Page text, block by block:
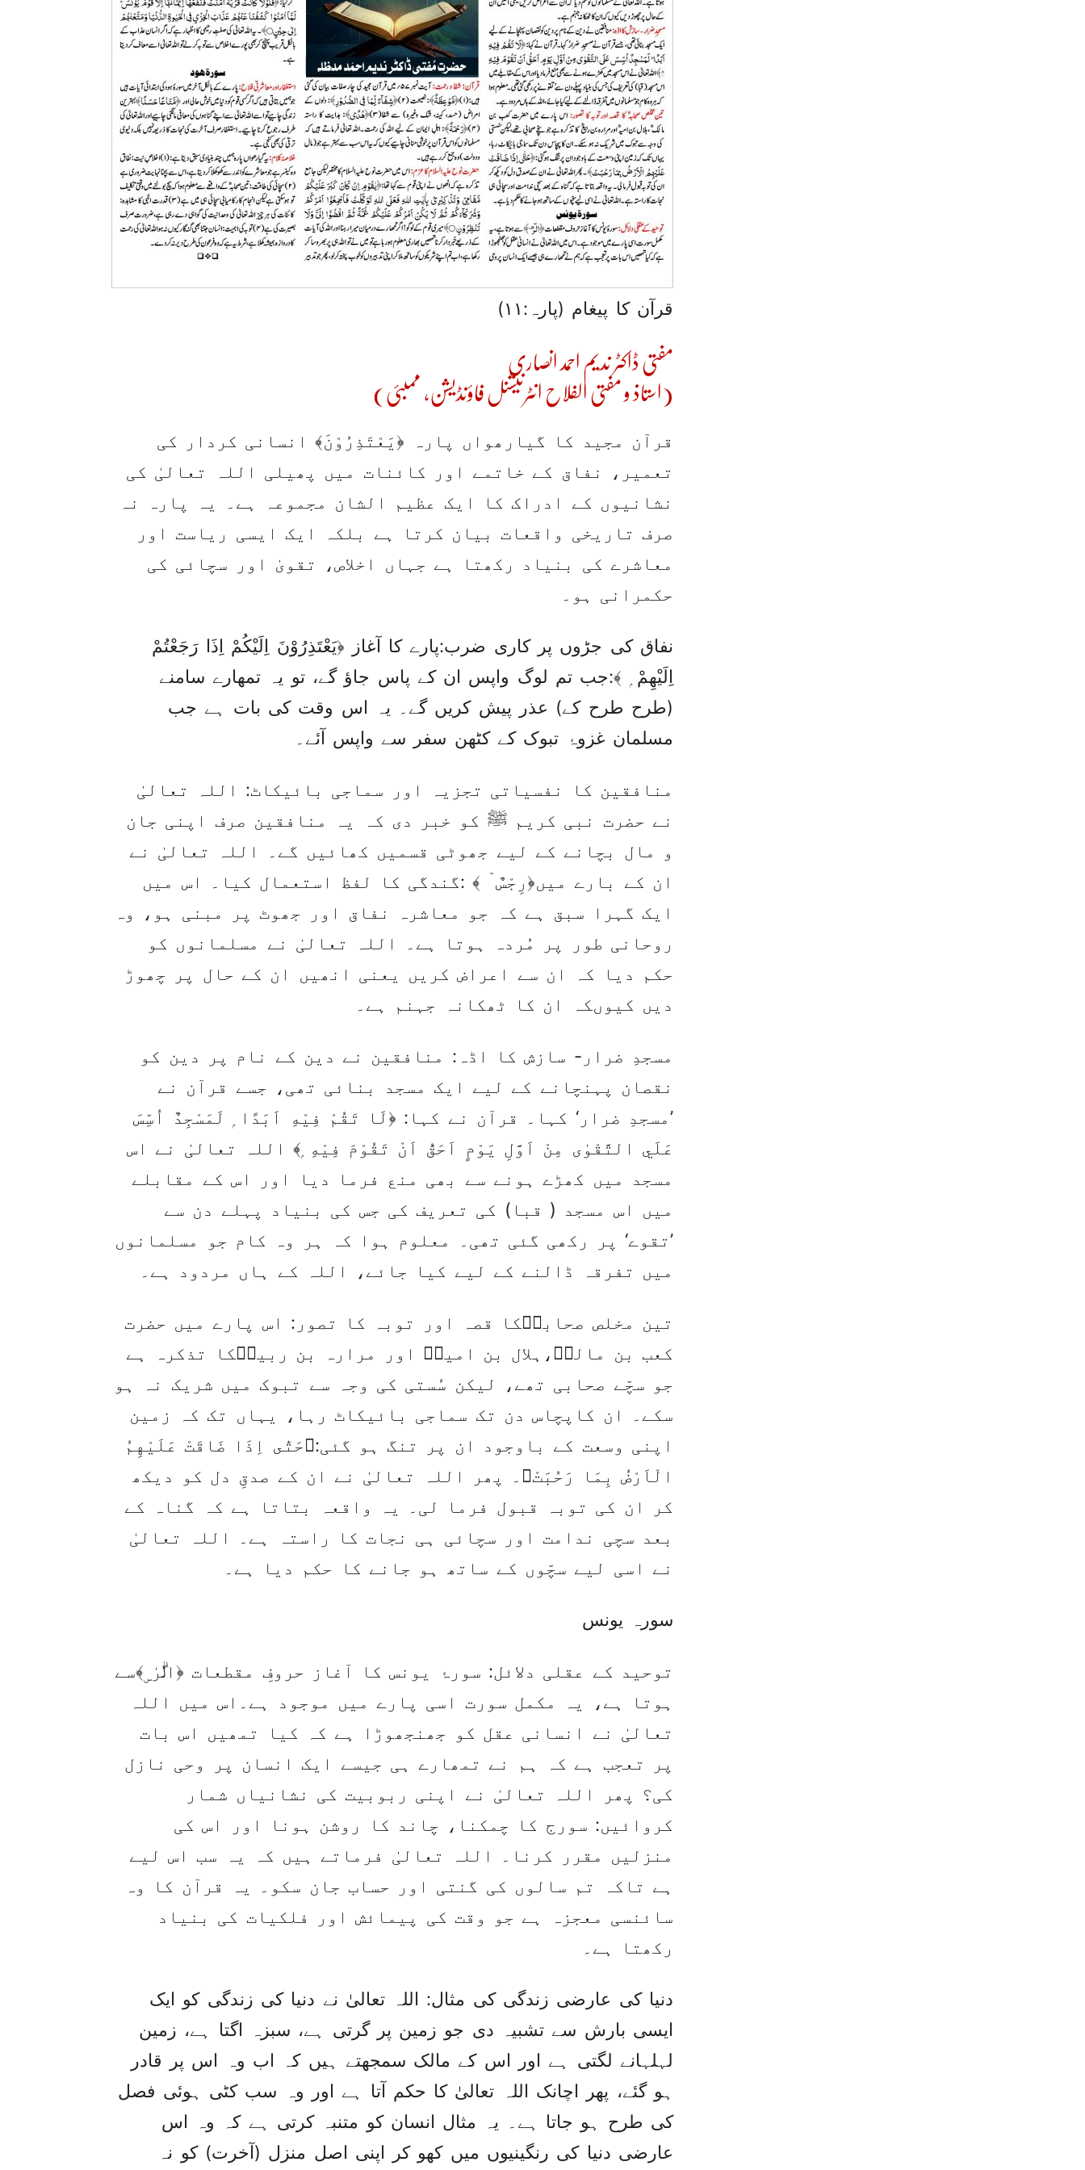
قرآن کا پیغام (پارہ:۱۱)
مفتی ڈاکٹر ندیم احمد انصاری
(استاذ و مفتی الفلاح انٹرنیشنل فاؤنڈیشن، ممبئی)
قرآن مجید کا گیارھواں پارہ ﴿يَعْتَذِرُوْنَ﴾ انسانی کردار کی
تعمیر، نفاق کے خاتمے اور کائنات میں پھیلی اللہ تعالیٰ کی
نشانیوں کے ادراک کا ایک عظیم الشان مجموعہ ہے۔ یہ پارہ نہ
صرف تاریخی واقعات بیان کرتا ہے بلکہ ایک ایسی ریاست اور
معاشرے کی بنیاد رکھتا ہے جہاں اخلاص، تقویٰ اور سچائی کی
حکمرانی ہو۔
نفاق کی جڑوں پر کاری ضرب:پارے کا آغاز ﴿يَعْتَذِرُوْنَ اِلَيْكُمْ اِذَا رَجَعْتُمْ
اِلَيْهِمْ ۭ ﴾:جب تم لوگ واپس ان کے پاس جاؤ گے، تو یہ تمھارے سامنے
(طرح طرح کے) عذر پیش کریں گے۔ یہ اس وقت کی بات ہے جب
مسلمان غزوۂ تبوک کے کٹھن سفر سے واپس آئے۔
منافقین کا نفسیاتی تجزیہ اور سماجی بائیکاٹ: اللہ تعالیٰ
نے حضرت نبی کریم ﷺ کو خبر دی کہ یہ منافقین صرف اپنی جان
و مال بچانے کے لیے جھوٹی قسمیں کھائیں گے۔ اللہ تعالیٰ نے
ان کے بارے میں﴿رِجْسٌ ۡ ﴾ :گندگی کا لفظ استعمال کیا۔ اس میں
ایک گہرا سبق ہے کہ جو معاشرہ نفاق اور جھوٹ پر مبنی ہو، وہ
روحانی طور پر مُردہ ہوتا ہے۔ اللہ تعالیٰ نے مسلمانوں کو
حکم دیا کہ ان سے اعراض کریں یعنی انھیں ان کے حال پر چھوڑ
دیں کیوںکہ ان کا ٹھکانہ جہنم ہے۔
مسجدِ ضرار- سازش کا اڈہ: منافقین نے دین کے نام پر دین کو
نقصان پہنچانے کے لیے ایک مسجد بنائی تھی، جسے قرآن نے
’مسجدِ ضرار‘ کہا۔ قرآن نے کہا: ﴿لَا تَقُمْ فِيْهِ اَبَدًا ۭ لَمَسْجِدٌ اُسِّسَ
عَلَي التَّقْوٰى مِنْ اَوَّلِ يَوْمٍ اَحَقُّ اَنْ تَقُوْمَ فِيْهِ ۭ﴾ اللہ تعالیٰ نے اس
مسجد میں کھڑے ہونے سے بھی منع فرما دیا اور اس کے مقابلے
میں اس مسجد ( قبا) کی تعریف کی جس کی بنیاد پہلے دن سے
’تقوے‘ پر رکھی گئی تھی۔ معلوم ہوا کہ ہر وہ کام جو مسلمانوں
میں تفرقہ ڈالنے کے لیے کیا جائے، اللہ کے ہاں مردود ہے۔
تین مخلص صحابہؓکا قصہ اور توبہ کا تصور: اس پارے میں حضرت
کعب بن مالکؓ،ہلال بن امیہؓ اور مرارہ بن ربیعؓکا تذکرہ ہے
جو سچّے صحابی تھے، لیکن سُستی کی وجہ سے تبوک میں شریک نہ ہو
سکے۔ ان کاپچاس دن تک سماجی بائیکاٹ رہا، یہاں تک کہ زمین
اپنی وسعت کے باوجود ان پر تنگ ہو گئی:﴿حَتّٰى اِذَا ضَاقَتْ عَلَيْهِمُ
الْاَرْضُ بِمَا رَحُبَتْ﴾۔ پھر اللہ تعالیٰ نے ان کے صدقِ دل کو دیکھ
کر ان کی توبہ قبول فرما لی۔ یہ واقعہ بتاتا ہے کہ گناہ کے
بعد سچی ندامت اور سچائی ہی نجات کا راستہ ہے۔ اللہ تعالیٰ
نے اسی لیے سچّوں کے ساتھ ہو جانے کا حکم دیا ہے۔
سورہ یونس
توحید کے عقلی دلائل: سورۂ یونس کا آغاز حروفِ مقطعات ﴿الۗرٰ ۣ﴾سے
ہوتا ہے، یہ مکمل سورت اسی پارے میں موجود ہے۔اس میں اللہ
تعالیٰ نے انسانی عقل کو جھنجھوڑا ہے کہ کیا تمھیں اس بات
پر تعجب ہے کہ ہم نے تمھارے ہی جیسے ایک انسان پر وحی نازل
کی؟ پھر اللہ تعالیٰ نے اپنی ربوبیت کی نشانیاں شمار
کروائیں: سورج کا چمکنا، چاند کا روشن ہونا اور اس کی
منزلیں مقرر کرنا۔ اللہ تعالیٰ فرماتے ہیں کہ یہ سب اس لیے
ہے تاکہ تم سالوں کی گنتی اور حساب جان سکو۔ یہ قرآن کا وہ
سائنسی معجزہ ہے جو وقت کی پیمائش اور فلکیات کی بنیاد
رکھتا ہے۔
دنیا کی عارضی زندگی کی مثال: اللہ تعالیٰ نے دنیا کی زندگی کو ایک
ایسی بارش سے تشبیہ دی جو زمین پر گرتی ہے، سبزہ اگتا ہے، زمین
لہلہانے لگتی ہے اور اس کے مالک سمجھتے ہیں کہ اب وہ اس پر قادر
ہو گئے، پھر اچانک اللہ تعالیٰ کا حکم آتا ہے اور وہ سب کٹی ہوئی فصل
کی طرح ہو جاتا ہے۔ یہ مثال انسان کو متنبہ کرتی ہے کہ وہ اس
عارضی دنیا کی رنگینیوں میں کھو کر اپنی اصل منزل (آخرت) کو نہ